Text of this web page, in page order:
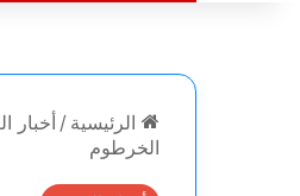
الرئيسية / أخبار
الخرطوم